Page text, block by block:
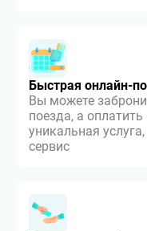
Быстрая онлайн-
Вы можете
поезда, а
уникальная
сервис